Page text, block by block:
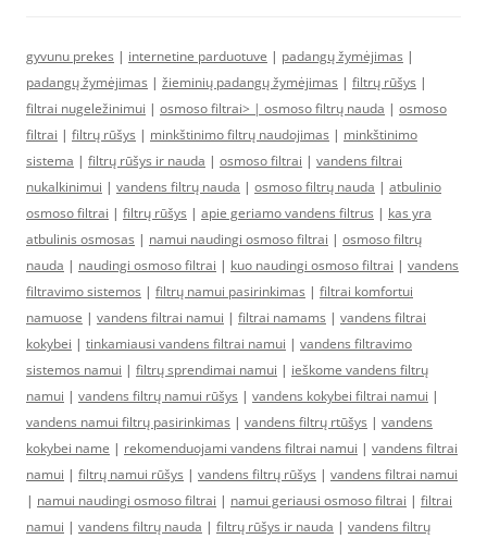
gyvunu prekes | internetine parduotuve | padangų žymėjimas |
padangų žymėjimas | žieminių padangų žymėjimas | filtrų rūšys |
filtrai nugeležinimui | osmoso filtrai> | osmoso filtrų nauda | osmoso
filtrai | filtrų rūšys | minkštinimo filtrų naudojimas | minkštinimo
sistema | filtrų rūšys ir nauda | osmoso filtrai | vandens filtrai
nukalkinimui | vandens filtrų nauda | osmoso filtrų nauda | atbulinio
osmoso filtrai | filtrų rūšys | apie geriamo vandens filtrus | kas yra
atbulinis osmosas | namui naudingi osmoso filtrai | osmoso filtrų
nauda | naudingi osmoso filtrai | kuo naudingi osmoso filtrai | vandens
filtravimo sistemos | filtrų namui pasirinkimas | filtrai komfortui
namuose | vandens filtrai namui | filtrai namams | vandens filtrai
kokybei | tinkamiausi vandens filtrai namui | vandens filtravimo
sistemos namui | filtrų sprendimai namui | ieškome vandens filtrų
namui | vandens filtrų namui rūšys | vandens kokybei filtrai namui |
vandens namui filtrų pasirinkimas | vandens filtrų rtūšys | vandens
kokybei name | rekomenduojami vandens filtrai namui | vandens filtrai
namui | filtrų namui rūšys | vandens filtrų rūšys | vandens filtrai namui
| namui naudingi osmoso filtrai | namui geriausi osmoso filtrai | filtrai
namui | vandens filtrų nauda | filtrų rūšys ir nauda | vandens filtrų